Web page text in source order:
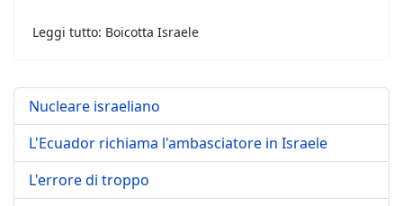
Leggi tutto: Boicotta Israele
Nucleare israeliano
L'Ecuador richiama l'ambasciatore in Israele
L'errore di troppo